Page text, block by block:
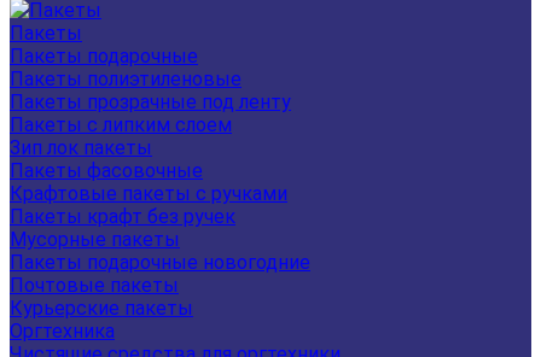
Пакеты
Пакеты подарочные
Пакеты полиэтиленовые
Пакеты прозрачные под ленту
Пакеты с липким слоем
Зип лок пакеты
Пакеты фасовочные
Крафтовые пакеты с ручками
Пакеты крафт без ручек
Мусорные пакеты
Пакеты подарочные новогодние
Почтовые пакеты
Курьерские пакеты
Оргтехника